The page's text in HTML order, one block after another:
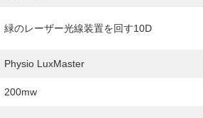
緑のレーザー光線装置を回す10D
Physio LuxMaster
200mw